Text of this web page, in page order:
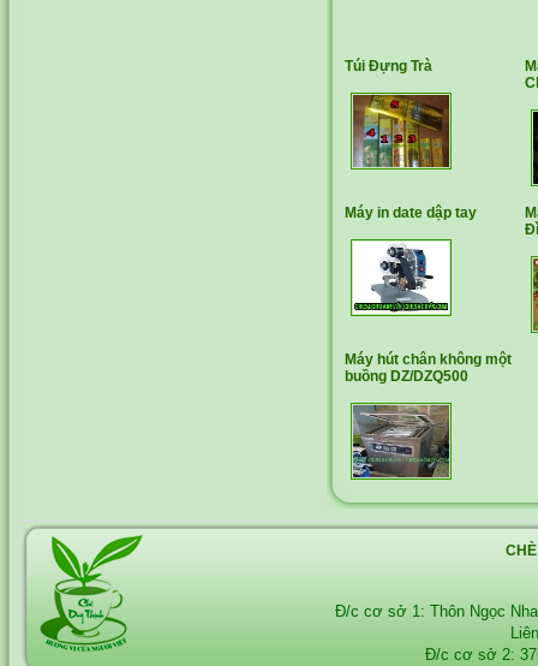
Túi Đựng Trà
Máy in date dập tay
Máy hút chân không một
buồng DZ/DZQ500
Đ/c cơ sở 1: Thôn Ngọc
Đ/c cơ sở 2: